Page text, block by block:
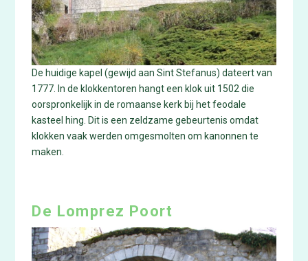
De huidige kapel (gewijd aan Sint Stefanus) dateert van
1777. In de klokkentoren hangt een klok uit 1502 die
oorspronkelijk in de romaanse kerk bij het feodale
kasteel hing. Dit is een zeldzame gebeurtenis omdat
klokken vaak werden omgesmolten om kanonnen te
maken.
De Lomprez Poort